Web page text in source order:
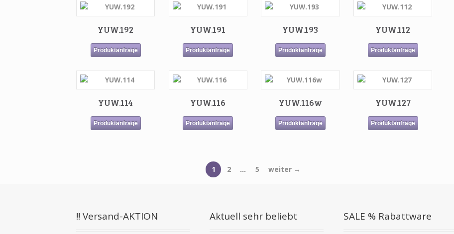
YUW.192
Produktanfrage
YUW.191
Produktanfrage
YUW.193
Produktanfrage
YUW.112
Produktanfrage
YUW.114
Produktanfrage
YUW.116
Produktanfrage
YUW.116w
Produktanfrage
YUW.127
Produktanfrage
1 2 … 5 weiter →
!! Versand-AKTION Aktuell sehr beliebt SALE % Rabattware